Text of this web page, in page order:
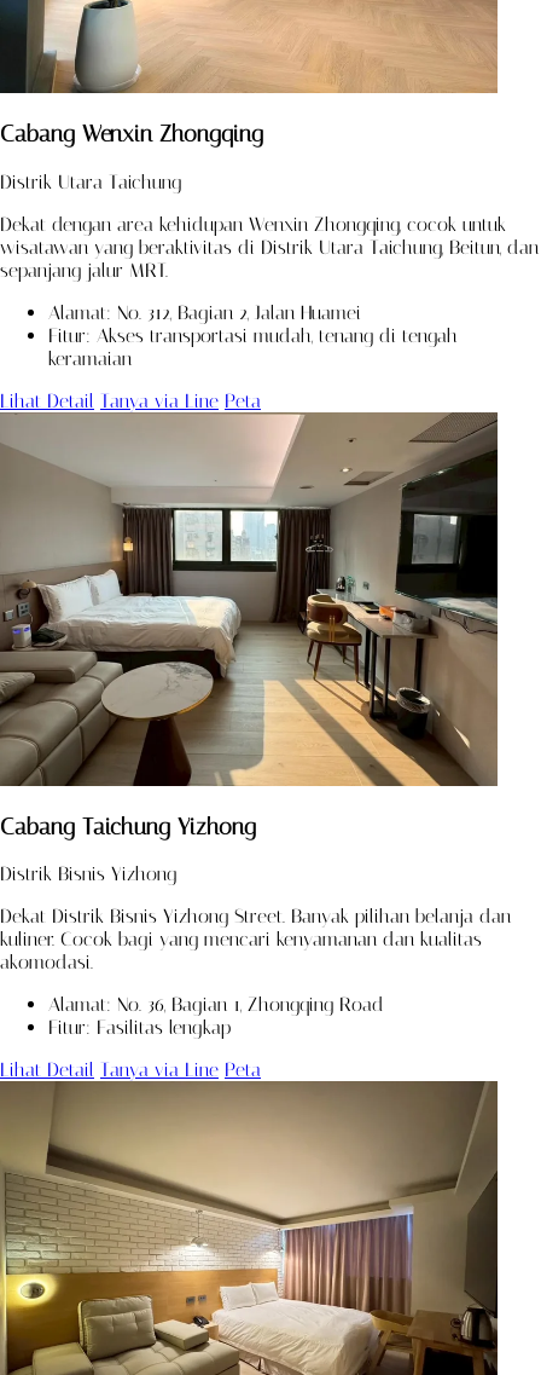
Cabang Wenxin Zhongqing
Distrik Utara Taichung
Dekat dengan area kehidupan Wenxin Zhongqing, cocok untuk
wisatawan yang beraktivitas di Distrik Utara Taichung, Beitun, dan
sepanjang jalur MRT.
Alamat: No. 312, Bagian 2, Jalan Huamei
Fitur: Akses transportasi mudah, tenang di tengah
keramaian
Lihat Detail Tanya via Line Peta
Cabang Taichung Yizhong
Distrik Bisnis Yizhong
Dekat Distrik Bisnis Yizhong Street. Banyak pilihan belanja dan
kuliner. Cocok bagi yang mencari kenyamanan dan kualitas
akomodasi.
Alamat: No. 36, Bagian 1, Zhongqing Road
Fitur: Fasilitas lengkap
Lihat Detail Tanya via Line Peta